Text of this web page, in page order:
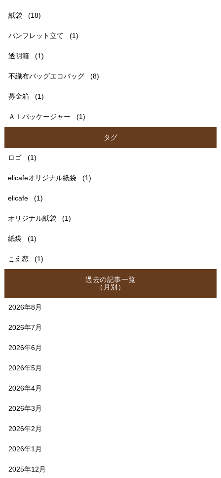
紙袋 (18)
パンフレット立て (1)
透明箱 (1)
不織布バッグエコバッグ (8)
募金箱 (1)
ＡＩパッケージャー (1)
タグ
ロゴ (1)
elicafeオリジナル紙袋 (1)
elicafe (1)
オリジナル紙袋 (1)
紙袋 (1)
こえ恋 (1)
過去の記事一覧
（月別）
2026年8月
2026年7月
2026年6月
2026年5月
2026年4月
2026年3月
2026年2月
2026年1月
2025年12月